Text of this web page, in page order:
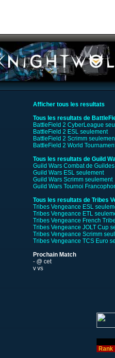
Afficher tous les resultats
Tous les resultats de
BattleField 2 CyberLeague
BattleField 2 ESL seulement
BattleField 2 Scrimm
BattleField 2 World
Tous les resultats de Guild
Guild Wars Combat de
Guild Wars ESL seulement
Guild Wars Scrimm seulement
Guild Wars Tournoi
Tous les resultats de Tribes
Tribes Vengeance ESL
Tribes Vengeance ETL
Tribes Vengeance French
Tribes Vengeance JOLT Cup
Tribes Vengeance Scrimm
Tribes Vengeance TCS Euro
Prochain Match
- @ cet
v vs
Rank